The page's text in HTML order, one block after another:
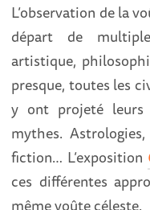
L’observation de la
départ de
artistique,
presque, toutes les
y ont projeté leurs
mythes.
fiction… L’exposition
ces différentes
même voûte céleste.